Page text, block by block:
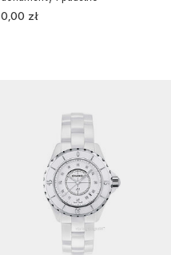
0,00 zł